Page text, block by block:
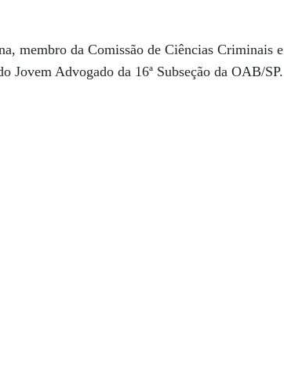
membro da Comissão de Ciências Criminais e
Jovem Advogado da 16ª Subseção da OAB/SP.